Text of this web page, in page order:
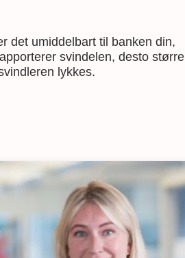
det umiddelbart til banken din,
svindelen, desto større
lykkes.